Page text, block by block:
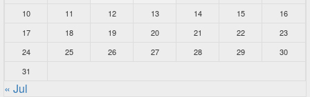
10
11 12 13 14 15
16
17
18 19 20 21 22
23
24
25 26 27 28 29
30
31
« Jul